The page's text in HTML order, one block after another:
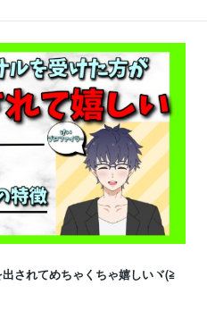
されてめちゃくちゃ嬉しいヾ(≧